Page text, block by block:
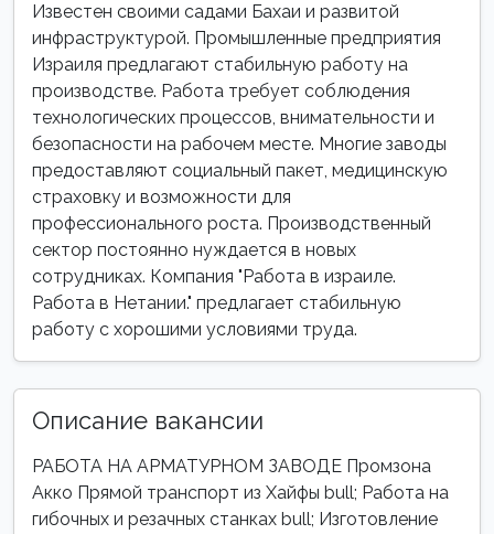
Известен своими садами Бахаи и развитой
инфраструктурой. Промышленные предприятия
Израиля предлагают стабильную работу на
производстве. Работа требует соблюдения
технологических процессов, внимательности и
безопасности на рабочем месте. Многие заводы
предоставляют социальный пакет, медицинскую
страховку и возможности для
профессионального роста. Производственный
сектор постоянно нуждается в новых
сотрудниках. Компания "Работа в израиле.
Работа в Нетании." предлагает стабильную
работу с хорошими условиями труда.
Описание вакансии
РАБОТА НА АРМАТУРНОМ ЗАВОДЕ Промзона
Акко Прямой транспорт из Хайфы bull; Работа на
гибочных и резачных станках bull; Изготовление